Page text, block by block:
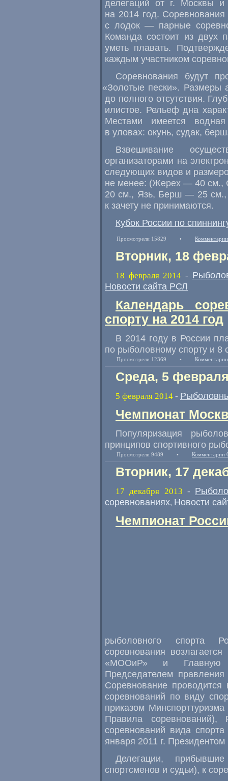
делегаций от г. Москвы
на 2014 год.
с лодок — парные
Команда состоит из двух
уметь плавать.
каждым участником
Соревнования будут
«Золотые пески». Размеры
до полного отсутствия.
илистое. Рельеф дна
Местами имеется
в уловах: окунь, судак, берш
Взвешивание
организаторами на
следующих видов и
не менее: (Жерех — 40 см.,
20 см., Язь, Берш — 25 см.,
к зачету не принимаются.
Кубок России по
Просмотрели 15829 •
Вторник, 18
18 февраля 2014 -
Новости сайта РСЛ
Календарь
спорту на 2014 год
В 2014 году в России
по рыболовному спорту и 8
Просмотрели 12369 •
Среда, 5
5 февраля 2014 -
Чемпионат
Популяризация
принципов спортивного
Просмотрели 9489 • Комментарии
Вторник, 17
17 декабря 2013 -
соревнованиях, Новости
Чемпионат
рыболовного спорта
соревнования
«МООиР» и Главную
Председателем
Соревнование
соревнований по виду
приказом
Правила соревнований),
соревнований вида
января 2011 г.
Делегации,
спортсменов и судьи), к